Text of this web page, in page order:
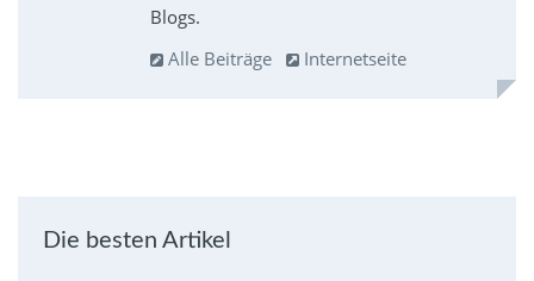
Blogs.
Alle Beiträge
Internetseite
Die besten Artikel